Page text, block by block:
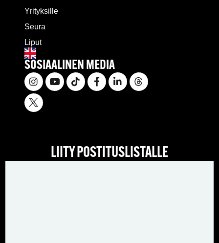
Yrityksille
Seura
Liput
SOSIAALINEN MEDIA
LIITY POSTITUSLISTALLE